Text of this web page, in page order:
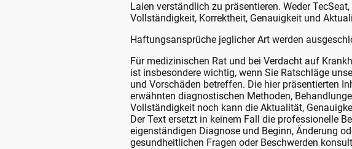
Laien verständlich zu präsentieren. Weder
Vollständigkeit, Korrektheit, Genauigkeit und
Haftungsansprüche jeglicher Art werden
Für medizinischen Rat und bei Verdacht auf
ist insbesondere wichtig, wenn Sie Ratschläge
und Vorschäden betreffen. Die hier präsentierten
erwähnten diagnostischen Methoden,
Vollständigkeit noch kann die Aktualität,
Der Text ersetzt in keinem Fall die professionelle
eigenständigen Diagnose und Beginn, Änderung
gesundheitlichen Fragen oder Beschwerden